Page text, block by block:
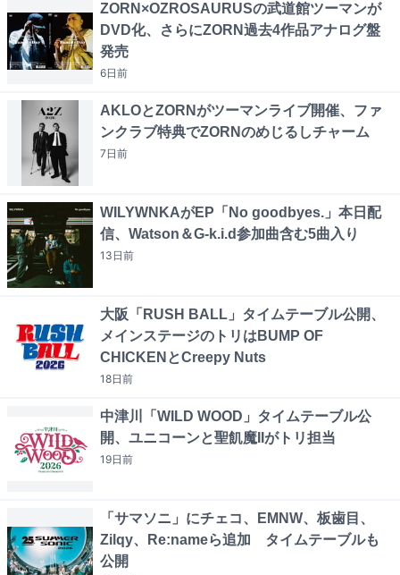
ZORN×OZROSAURUSの武道館ツーマンが
DVD化、さらにZORN過去4作品アナログ盤
発売
6日前
AKLOとZORNがツーマンライブ開催、ファ
ンクラブ特典でZORNのめじるしチャーム
7日前
WILYWNKAがEP「No goodbyes.」本日配
信、Watson＆G-k.i.d参加曲含む5曲入り
13日前
大阪「RUSH BALL」タイムテーブル公開、
メインステージのトリはBUMP OF
CHICKENとCreepy Nuts
18日前
中津川「WILD WOOD」タイムテーブル公
開、ユニコーンと聖飢魔IIがトリ担当
19日前
「サマソニ」にチェコ、EMNW、板歯目、
Zilqy、Re:nameら追加 タイムテーブルも
公開